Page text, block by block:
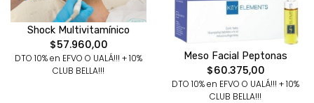
Shock Multivitamínico
$57.960,00
DTO 10% en EFVO O UALÁ!!! + 10%
CLUB BELLA!!!
Meso Facial Peptonas
$60.375,00
DTO 10% en EFVO O UALÁ!!! + 10%
CLUB BELLA!!!